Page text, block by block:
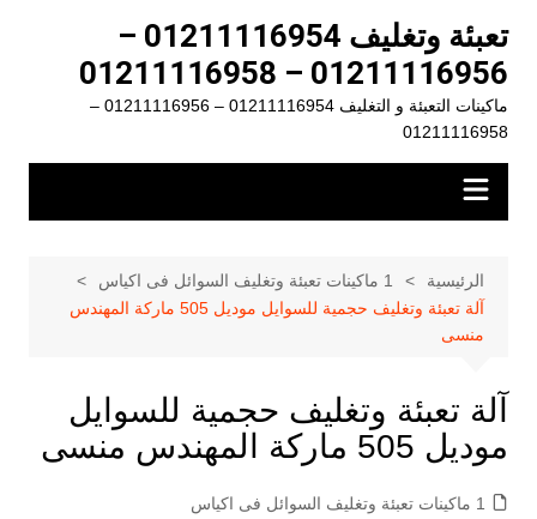
المحتوى
تعبئة وتغليف 01211116954 –
01211116956 – 01211116958
ماكينات التعبئة و التغليف 01211116954 – 01211116956 –
01211116958
الرئيسية
1 ماكينات تعبئة وتغليف السوائل فى اكياس
آلة تعبئة وتغليف حجمية للسوايل موديل 505 ماركة المهندس
منسى
آلة تعبئة وتغليف حجمية للسوايل
موديل 505 ماركة المهندس منسى
1 ماكينات تعبئة وتغليف السوائل فى اكياس